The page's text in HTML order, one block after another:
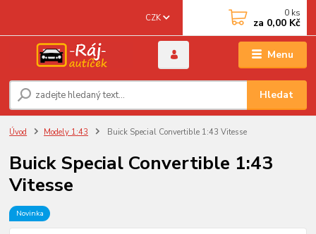
Menu
CZK
Hledat
0 ks
za 0,00 Kč
Úvod Modely 1:43 Buick Special Convertible 1:43 Vitesse
Buick Special Convertible 1:43
Vitesse
Novinka